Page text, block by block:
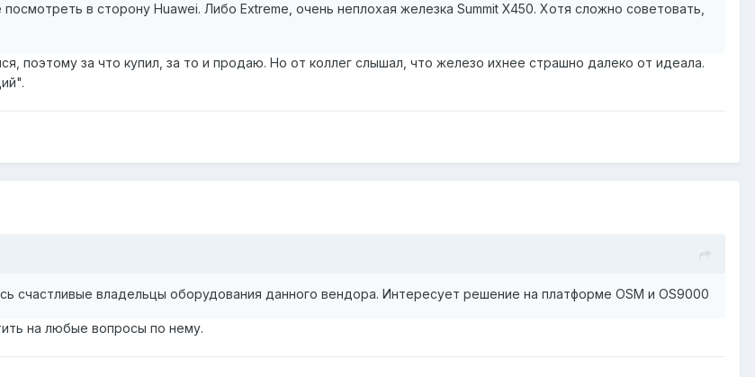
в сторону Huawei. Либо Extreme, очень неплохая железка Summit X450. Хотя сложно советовать,
поэтому за что купил, за то и продаю. Но от коллег слышал, что железо ихнее страшно далеко от идеала.
счастливые владельцы оборудования данного вендора. Интересует решение на платформе OSM и OS9000
на любые вопросы по нему.